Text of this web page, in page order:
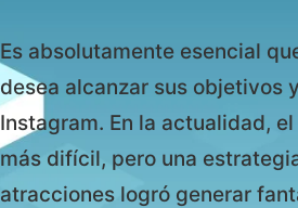
Es absolutamente esencial
desea alcanzar sus objetivos
Instagram. En la actualidad,
más difícil, pero una
atracciones logró generar